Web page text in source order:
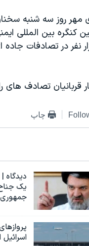
مهر روز سه شنبه
کنگره بین المللی
قربانیان تصادف های
چاپ
دیدگاه
یک